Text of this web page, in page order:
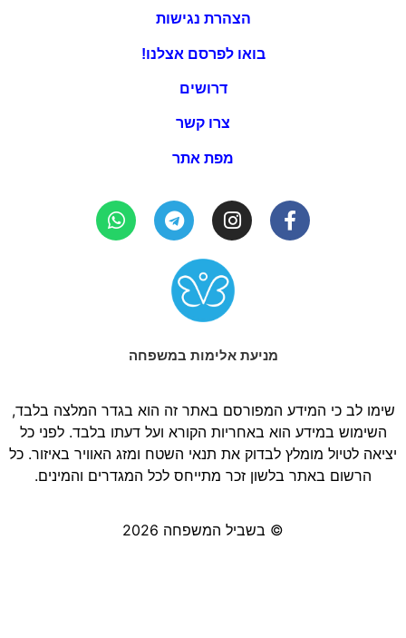
הצהרת נגישות
בואו לפרסם אצלנו!
דרושים
צרו קשר
מפת אתר
מניעת אלימות במשפחה
שימו לב כי המידע המפורסם באתר זה הוא בגדר המלצה בלבד,
השימוש במידע הוא באחריות הקורא ועל דעתו בלבד. לפני כל
יציאה לטיול מומלץ לבדוק את תנאי השטח ומזג האוויר באיזור. כל
הרשום באתר בלשון זכר מתייחס לכל המגדרים והמינים.
© בשביל המשפחה 2026